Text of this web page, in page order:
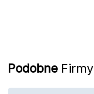
Podobne Firmy